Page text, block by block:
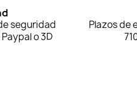
seguridad
o 3D
Plazos de